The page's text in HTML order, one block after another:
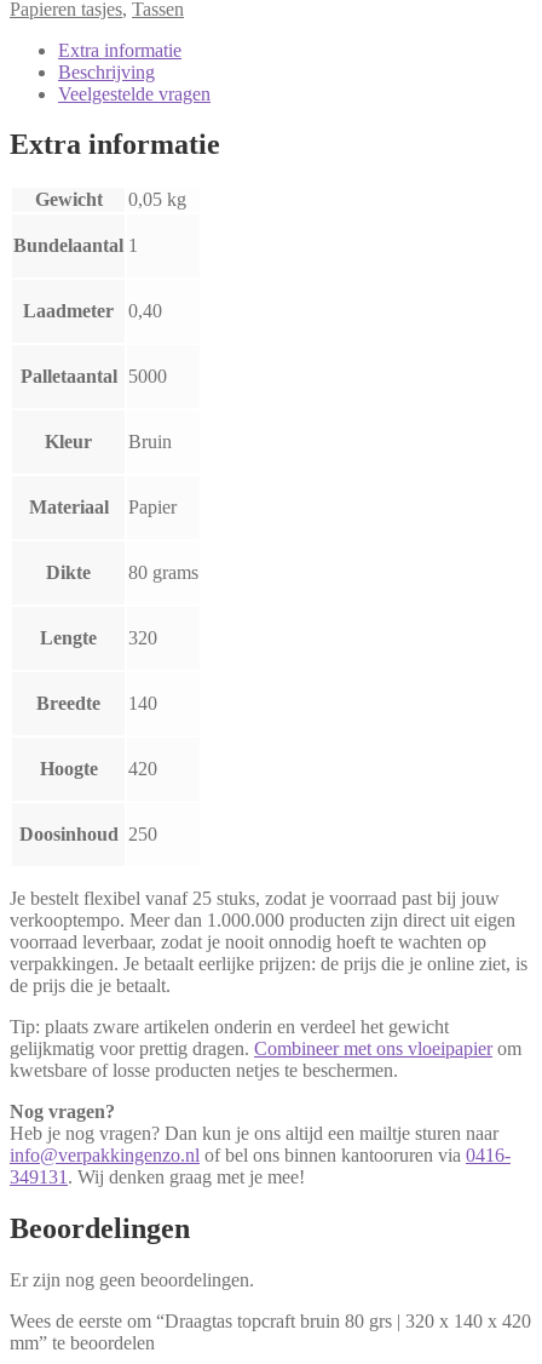
Papieren tasjes, Tassen
Extra informatie
Beschrijving
Veelgestelde vragen
Extra informatie
Gewicht 0,05 kg
Bundelaantal 1
Laadmeter 0,40
Palletaantal 5000
Kleur Bruin
Materiaal Papier
Dikte 80 grams
Lengte 320
Breedte 140
Hoogte 420
Doosinhoud 250
Je bestelt flexibel vanaf 25 stuks, zodat je voorraad past bij jouw
verkooptempo. Meer dan 1.000.000 producten zijn direct uit eigen
voorraad leverbaar, zodat je nooit onnodig hoeft te wachten op
verpakkingen. Je betaalt eerlijke prijzen: de prijs die je online ziet, is
de prijs die je betaalt.
Tip: plaats zware artikelen onderin en verdeel het gewicht
gelijkmatig voor prettig dragen. Combineer met ons vloeipapierom
kwetsbare of losse producten netjes te beschermen.
Nog vragen?
Heb je nog vragen? Dan kun je ons altijd een mailtje sturen naar
info@verpakkingenzo.nl of bel ons binnen kantooruren via 0416-
349131 . Wij denken graag met je mee!
Beoordelingen
Er zijn nog geen beoordelingen.
Wees de eerste om “Draagtas topcraft bruin 80 grs | 320 x 140 x 420
mm” te beoordelen